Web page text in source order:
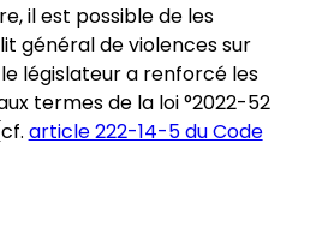
il est possible de les
général de violences sur
législateur a renforcé les
termes de la loi °2022-52
article 222-14-5 du Code